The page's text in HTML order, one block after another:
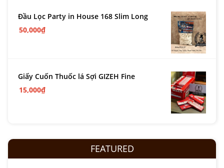
Đầu Lọc Party in House 168 Slim Long
50,000₫
Giấy Cuốn Thuốc lá Sợi GIZEH Fine
15,000₫
FEATURED